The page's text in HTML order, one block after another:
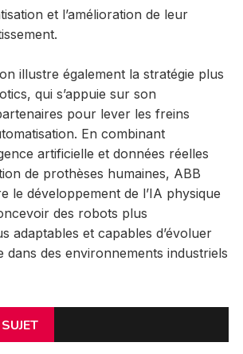
et l’amélioration de leur
illustre également la stratégie plus
qui s’appuie sur son
pour lever les freins
En combinant
artificielle et données réelles
de prothèses humaines, ABB
le développement de l’IA physique
des robots plus
adaptables et capables d’évoluer
dans des environnements industriels